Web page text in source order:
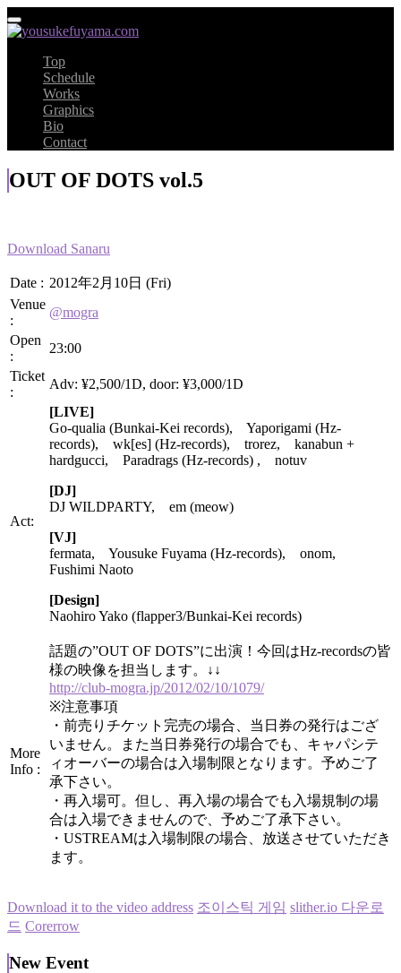
Top
Schedule
Works
Graphics
Bio
Contact
OUT OF DOTS vol.5
Download Sanaru
Date : 2012年2月10日 (Fri)
Venue
:
@mogra
Open
:
23:00
Ticket
:
Adv: ¥2,500/1D, door: ¥3,000/1D
Act:
[LIVE]
Go-qualia (Bunkai-Kei records), Yaporigami (Hz-
records), wk[es] (Hz-records), trorez, kanabun +
hardgucci, Paradrags (Hz-records) , notuv
[DJ]
DJ WILDPARTY, em (meow)
[VJ]
fermata, Yousuke Fuyama (Hz-records), onom,
Fushimi Naoto
[Design]
Naohiro Yako (flapper3/Bunkai-Kei records)
More
Info :
話題の”OUT OF DOTS”に出演！今回はHz-recordsの皆
様の映像を担当します。↓↓
http://club-mogra.jp/2012/02/10/1079/
※注意事項
・前売りチケット完売の場合、当日券の発行はござ
いません。また当日券発行の場合でも、キャパシテ
ィオーバーの場合は入場制限となります。予めご了
承下さい。
・再入場可。但し、再入場の場合でも入場規制の場
合は入場できませんので、予めご了承下さい。
・USTREAMは入場制限の場合、放送させていただき
ます。
Download it to the video address 조이스틱 게임 slither.io 다운로
드 Corerrow
New Event